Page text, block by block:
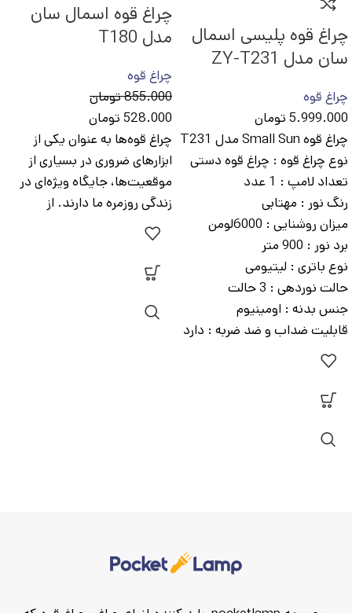
چراغ قوه پلیسی اسمال
سان مدل ZY-T231
چراغ قوه
5.999.000 تومان
چراغ قوه Small Sun مدل T231
نوع چراغ قوه : چراغ قوه دستی
تعداد لامپ : 1 عدد
رنگ نور : مهتابی
میزان روشنایی : 6000لومن
برد نور : 900 متر
نوع باتری : لیتیومی
حالت نوردهی : 3 حالت
جنس بدنه : اومینیوم
قابلیت ضداب و ضد ضربه : دارد
چراغ قوه اسمال سان
مدل T180
چراغ قوه
855.000تومان
528.000 تومان
چراغ قوه‌ها به عنوان یکی از
ابزارهای ضروری در بسیاری از
موقعیت‌ها، جایگاه ویژه‌ای در
زندگی روزمره ما دارند. از